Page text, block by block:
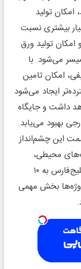
تولید
بیشتری نسبت
تولید ورق
می‌شود. با
امکان تامین
ایجاد می‌شود
داشت و جایگاه
بهبود می‌‌یابد.
این چشم‌‌انداز
محیطی،
ظرفیت تولید فولاد خام در منطقه ویژه خلیج‌‌فارس به ۱۰
بخش مهمی